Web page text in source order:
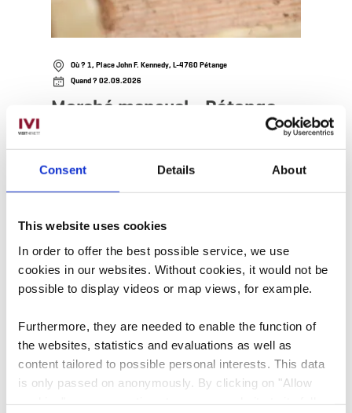
Consent Details About
This website uses cookies
In order to offer the best possible service, we use
cookies in our websites. Without cookies, it would not be
possible to display videos or map views, for example.
Furthermore, they are needed to enable the function of
the websites, statistics and evaluations as well as
content tailored to possible personal interests. This data
is only passed on anonymously. By clicking on "Allow
Où ? 1, Place John F. Kennedy, L-4760 Pétange
Quand ? 02.09.2026
Marché mensuel - Pétange
Pétange
en savoir plus